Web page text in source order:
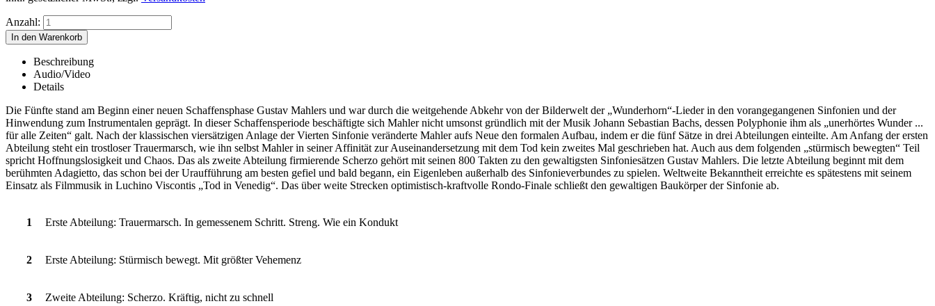
Anzahl:
Beschreibung
Audio/Video
Details
Die Fünfte stand am Beginn einer neuen Schaffensphase Gustav Mahlers und war durch die weitgehende Abkehr von der Bilderwelt der „Wunderhorn“-Lieder in den vorangegangenen Sinfonien und der
Hinwendung zum Instrumentalen geprägt. In dieser Schaffensperiode beschäftigte sich Mahler nicht umsonst gründlich mit der Musik Johann Sebastian Bachs, dessen Polyphonie ihm als „unerhörtes Wunder ...
für alle Zeiten“ galt. Nach der klassischen viersätzigen Anlage der Vierten Sinfonie veränderte Mahler aufs Neue den formalen Aufbau, indem er die fünf Sätze in drei Abteilungen einteilte. Am Anfang der ersten
Abteilung steht ein trostloser Trauermarsch, wie ihn selbst Mahler in seiner Affinität zur Auseinandersetzung mit dem Tod kein zweites Mal geschrieben hat. Auch aus dem folgenden „stürmisch bewegten“ Teil
spricht Hoffnungslosigkeit und Chaos. Das als zweite Abteilung firmierende Scherzo gehört mit seinen 800 Takten zu den gewaltigsten Sinfoniesätzen Gustav Mahlers. Die letzte Abteilung beginnt mit dem
berühmten Adagietto, das schon bei der Uraufführung am besten gefiel und bald begann, ein Eigenleben außerhalb des Sinfonieverbundes zu spielen. Weltweite Bekanntheit erreichte es spätestens mit seinem
Einsatz als Filmmusik in Luchino Viscontis „Tod in Venedig“. Das über weite Strecken optimistisch-kraftvolle Rondo-Finale schließt den gewaltigen Baukörper der Sinfonie ab.
1 Erste Abteilung: Trauermarsch. In gemessenem Schritt. Streng. Wie ein Kondukt
2 Erste Abteilung: Stürmisch bewegt. Mit größter Vehemenz
3 Zweite Abteilung: Scherzo. Kräftig, nicht zu schnell